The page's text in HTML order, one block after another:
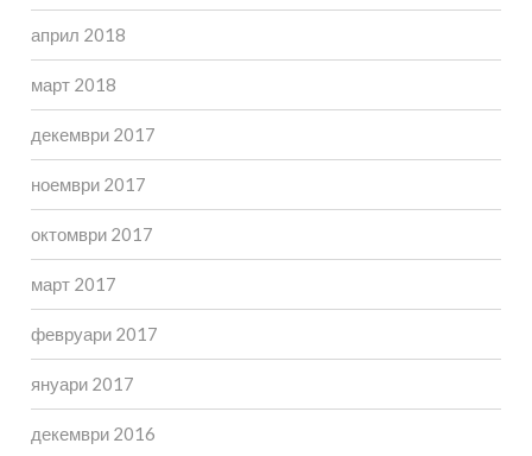
април 2018
март 2018
декември 2017
ноември 2017
октомври 2017
март 2017
февруари 2017
януари 2017
декември 2016